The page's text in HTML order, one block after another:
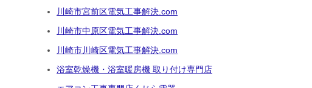
川崎市宮前区電気工事解決.com
川崎市中原区電気工事解決.com
川崎市川崎区電気工事解決.com
浴室乾燥機・浴室暖房機 取り付け専門店